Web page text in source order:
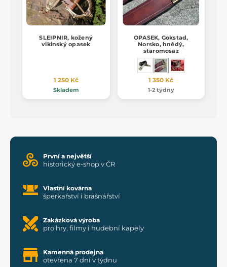
SLEIPNIR, kožený
vikinský opasek
1 250 Kč
Skladem
OPASEK, Gokstad,
Norsko, hnědý,
staromosaz
1 350 Kč
1-2 týdny
První a největší
historický e-shop v ČR
Vlastní kovárna
šperkařství i brašnářství
Zakázková výroba
pro hry, filmy i hudební kapely
Kamenná prodejna
otevřena 7 dní v týdnu